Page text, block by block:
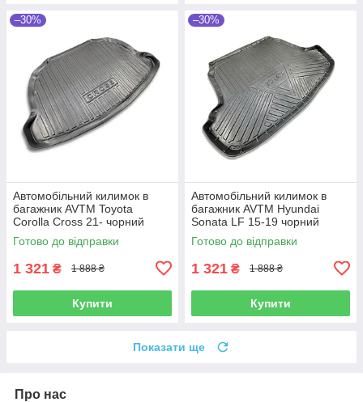
–30%
Автомобільний килимок в
багажник AVTM Toyota
Corolla Cross 21- чорний
Тойота Королла
Готово до відправки
1 321 ₴ 1 888 ₴
Купити
–30%
Автомобільний килимок в
багажник AVTM Hyundai
Sonata LF 15-19 чорний
Хендай Соната
Готово до відправки
1 321 ₴ 1 888 ₴
Купити
Показати ще
Про нас